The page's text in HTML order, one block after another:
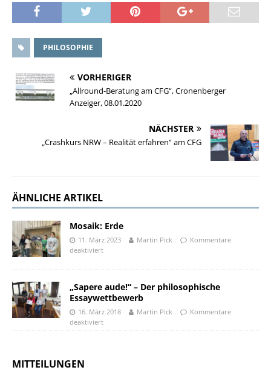
PHILOSOPHIE
VORHERIGER
„Allround-Beratung am CFG“, Cronenberger
Anzeiger, 08.01.2020
NÄCHSTER
„Crashkurs NRW – Realität erfahren“ am CFG
ÄHNLICHE ARTIKEL
Mosaik: Erde
11. März 2023 Martin Pick
Kommentare
deaktiviert
„Sapere aude!“ – Der philosophische
Essaywettbewerb
16. März 2018 Martin Pick
Kommentare
deaktiviert
MITTEILUNGEN